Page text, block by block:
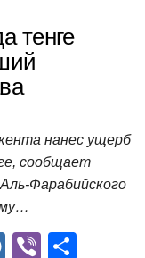
тенге
нанес ущерб
сообщает
Фарабийского
M
Vi